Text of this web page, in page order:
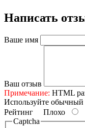
Написать
Ваше имя
Ваш отзыв
Примечание: HTML
Используйте обычный
Рейтинг Плохо
Captcha